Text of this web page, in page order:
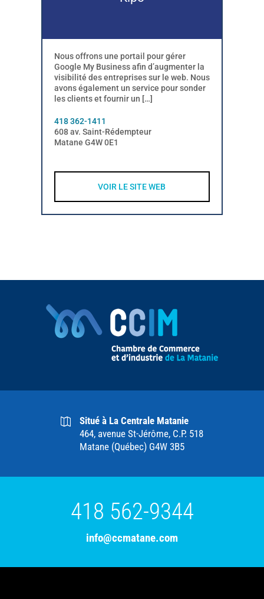
Nous offrons une portail pour gérer
Google My Business afin d’augmenter la
visibilité des entreprises sur le web. Nous
avons également un service pour sonder
les clients et fournir un […]
418 362-1411
608 av. Saint-Rédempteur
Matane G4W 0E1
VOIR LE SITE WEB
Situé à La Centrale Matanie
464, avenue St-Jérôme, C.P. 518
Matane (Québec) G4W 3B5
418 562-9344
info@ccmatane.com